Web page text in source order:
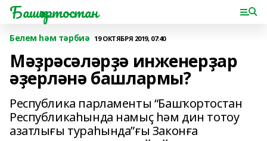
Башҡортостан
Белем һәм тәрбиә 19 ОКТЯБРЯ 2019, 07:40
Мәҙрәсәләрҙә инженерҙар
әҙерләнә башлармы?
Республика парламенты “Башҡортостан
Республикаһында намыҫ һәм дин тотоу
азатлығы тураһында”ғы Законға